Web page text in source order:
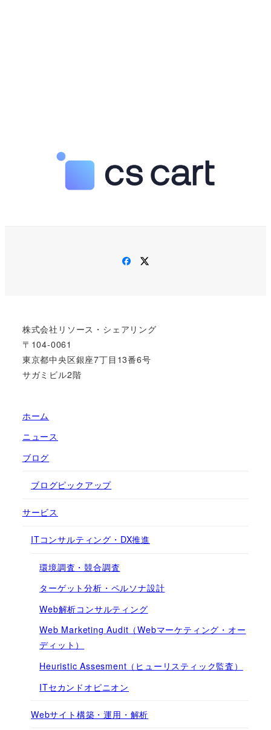
Facebook
株式会社リソース・シェアリング
〒104-0061
東京都中央区銀座7丁目13番6号
サガミビル2階
ホーム
ニュース
ブログ
ブログピックアップ
サービス
ITコンサルティング・DX推進
環境調査・競合調査
ターゲット分析・ペルソナ設計
Web解析コンサルティング
Web Marketing Audit（Webマーケティング・オー
ディット）
Heuristic Assesment（ヒューリスティック監査）
ITセカンドオピニオン
Webサイト構築・運用・解析